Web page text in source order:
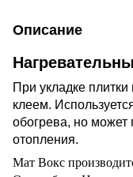
Описание
При укладке
клеем.
обогрева, но может
отопления.
Мат Вокс